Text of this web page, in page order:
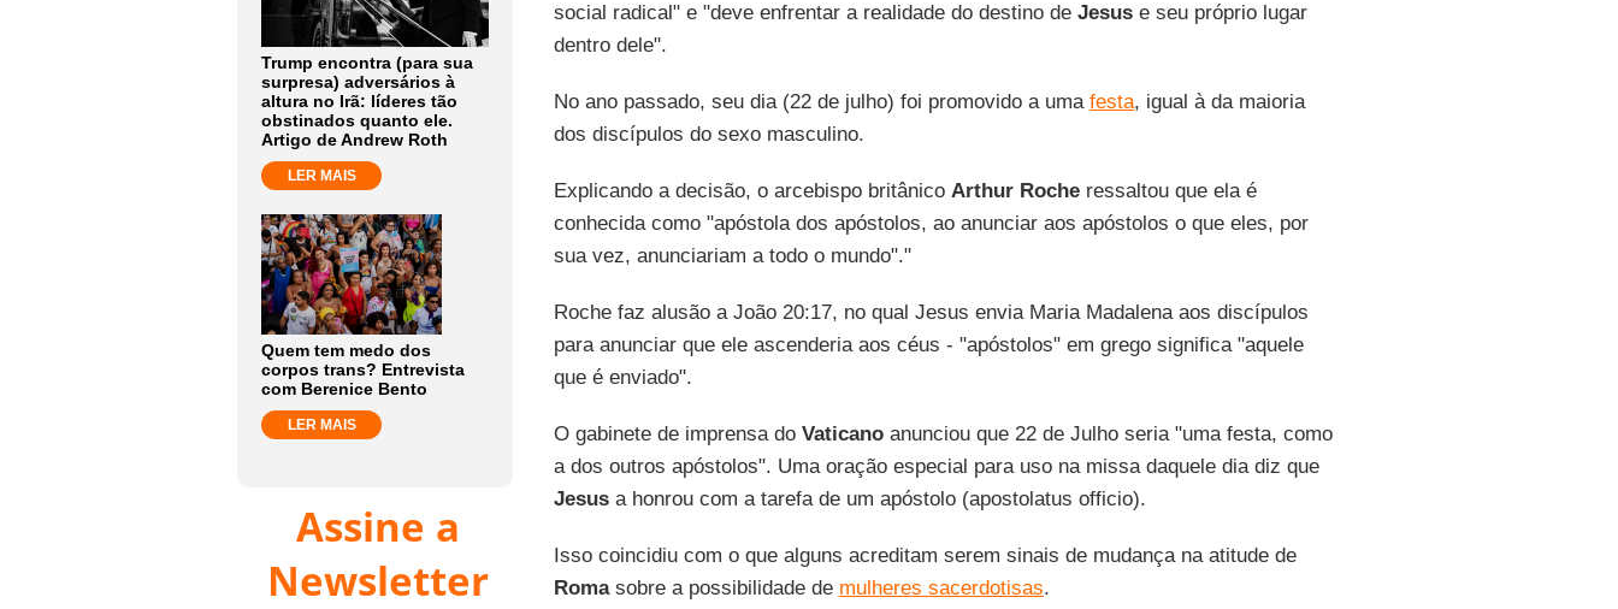
Trump encontra (para sua
surpresa) adversários à
altura no Irã: líderes tão
obstinados quanto ele.
Artigo de Andrew Roth
LER MAIS
Quem tem medo dos
corpos trans? Entrevista
com Berenice Bento
LER MAIS
Assine a
Newsletter
social radical" e "deve enfrentar a realidade do destino de Jesuse seu próprio lugar
dentro dele".
No ano passado, seu dia (22 de julho) foi promovido a uma festa, igual à da maioria
dos discípulos do sexo masculino.
Explicando a decisão, o arcebispo britânico Arthur Rocheressaltou que ela é
conhecida como "apóstola dos apóstolos, ao anunciar aos apóstolos o que eles, por
sua vez, anunciariam a todo o mundo"."
Roche faz alusão a João 20:17, no qual Jesus envia Maria Madalena aos discípulos
para anunciar que ele ascenderia aos céus - "apóstolos" em grego significa "aquele
que é enviado".
O gabinete de imprensa do Vaticanoanunciou que 22 de Julho seria "uma festa, como
a dos outros apóstolos". Uma oração especial para uso na missa daquele dia diz que
Jesusa honrou com a tarefa de um apóstolo (apostolatus officio).
Isso coincidiu com o que alguns acreditam serem sinais de mudança na atitude de
Romasobre a possibilidade de mulheres sacerdotisas.